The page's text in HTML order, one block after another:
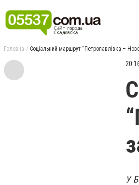
Головна Соціальний маршрут “Петропавлівка –
У